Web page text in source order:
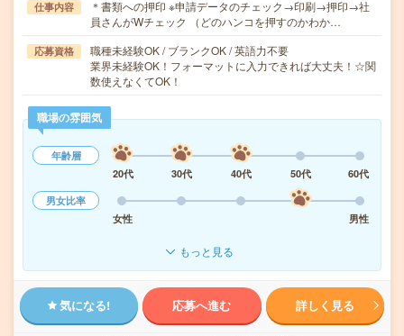
仕事内容
＊書類への押印 ※申請データのチェック→印刷→押印→社
員さんがWチェック （どのハンコを押すのかわか…
応募資格
職種未経験OK / ブランクOK / 英語力不要
業界未経験OK！フォーマットに入力できれば大丈夫！☆関
数使えなくてOK！
職場の雰囲気
年齢層
20代
30代 40代 50代
60代
男女比率
女性
男性
もっと見る
気になる! 応募へ進む 詳しく見る